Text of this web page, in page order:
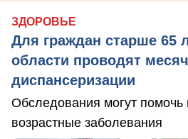
ЗДОРОВЬЕ
Для граждан старше 65
области проводят
диспансеризации
Обследования могут помочь
возрастные заболевания